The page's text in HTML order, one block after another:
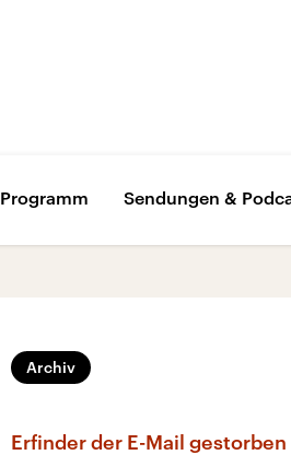
Programm Sendungen &
Archiv
Erfinder der E-Mail gestorben